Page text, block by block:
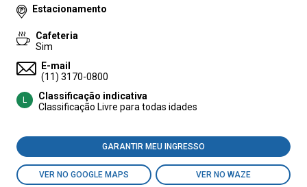
Estacionamento
Cafeteria
Sim
E-mail
(11) 3170-0800
L
Classificação indicativa
Classificação Livre para todas idades
GARANTIR MEU INGRESSO
VER NO GOOGLE MAPS VER NO WAZE